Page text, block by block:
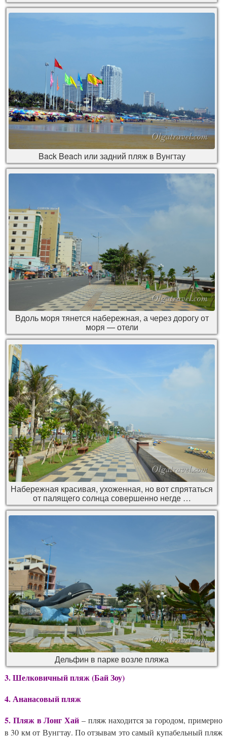
Back Beach или задний пляж в Вунгтау
Вдоль моря тянется набережная, а через дорогу от
моря — отели
Набережная красивая, ухоженная, но вот спрятаться
от палящего солнца совершенно негде …
Дельфин в парке возле пляжа
3. Шелковичный пляж (Бай Зоу)
4. Ананасовый пляж
5. Пляж в Лонг Хай – пляж находится за городом, примерно
в 30 км от Вунгтау. По отзывам это самый купабельный пляж